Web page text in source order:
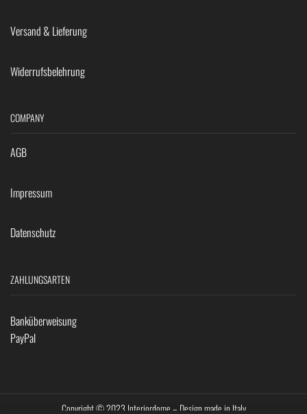
Versand & Lieferung
Widerrufsbelehrung
COMPANY
AGB
Impressum
Datenschutz
ZAHLUNGSARTEN
Banküberweisung
PayPal
Copyright © 2023 Interiordome – Design made in Italy